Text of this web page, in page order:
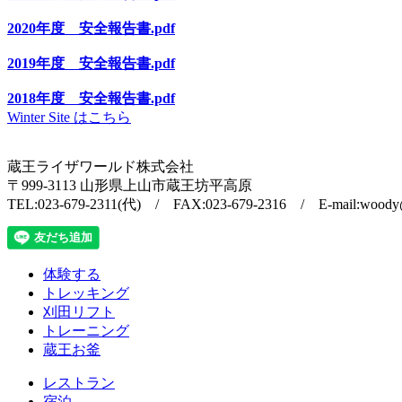
2020年度 安全報告書.pdf
2019年度 安全報告書.pdf
2018年度 安全報告書.pdf
Winter Site はこちら
蔵王ライザワールド株式会社
〒999-3113 山形県上山市蔵王坊平高原
TEL:023-679-2311(代) / FAX:023-679-2316 / E-
体験する
トレッキング
刈田リフト
トレーニング
蔵王お釜
レストラン